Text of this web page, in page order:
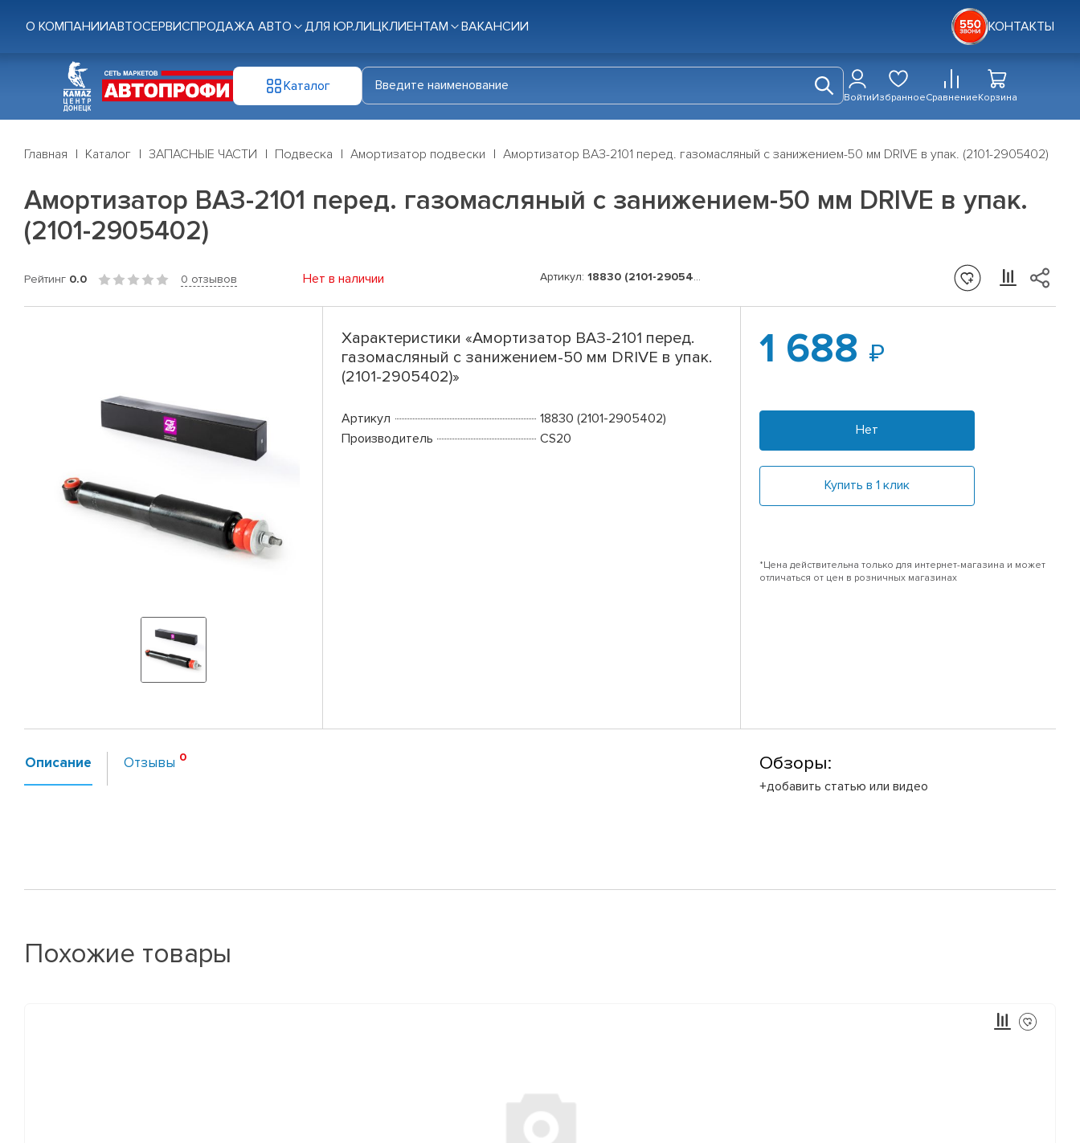
О КОМПАНИИАВТОСЕРВИСПРОДАЖА АВТО ДЛЯ ЮР.ЛИЦКЛИЕНТАМ ВАКАНСИИ КОНТАКТЫ
Каталог
ВойтиИзбранноеСравнениеКорзина
Главная Каталог ЗАПАСНЫЕ ЧАСТИ Подвеска Амортизатор подвески Амортизатор ВАЗ-2101 перед. газомасляный с занижением-50 мм DRIVE в упак. (2101-2905402)
Амортизатор ВАЗ-2101 перед. газомасляный с занижением-50 мм DRIVE в упак.
(2101-2905402)
Рейтинг 0.0 0 отзывов Нет в наличии Артикул: 18830 (2101-2905402)
Характеристики «Амортизатор ВАЗ-2101 перед.
газомасляный с занижением-50 мм DRIVE в упак.
(2101-2905402)»
Артикул
18830 (2101-2905402)
Производитель
CS20
1 688
Нет
Купить в 1 клик
*Цена действительна только для интернет-магазина и может
отличаться от цен в розничных магазинах
Описание Отзывы Обзоры:
+добавить статью или видео
Похожие товары